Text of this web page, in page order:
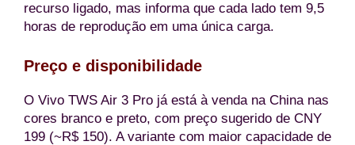
recurso ligado, mas informa que cada lado tem 9,5
horas de reprodução em uma única carga.
Preço e disponibilidade
O Vivo TWS Air 3 Pro já está à venda na China nas
cores branco e preto, com preço sugerido de CNY
199 (~R$ 150). A variante com maior capacidade de